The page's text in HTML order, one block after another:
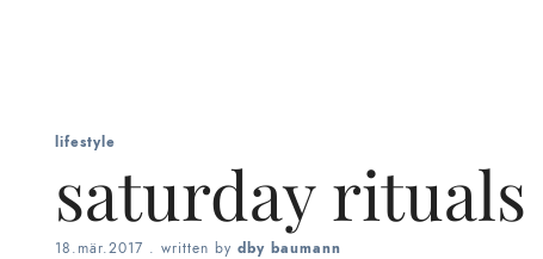
lifestyle
saturday rituals
18.mär.2017 . written by dby baumann